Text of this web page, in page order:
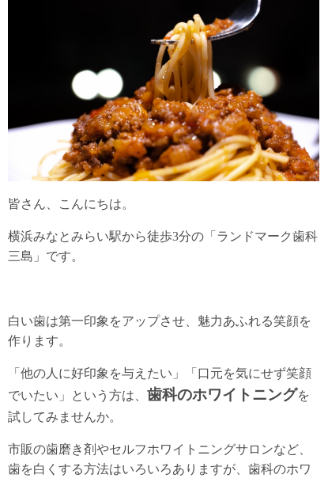
皆さん、こんにちは。
横浜みなとみらい駅から徒歩3分の「ランドマーク歯科
三島」です。
白い歯は第一印象をアップさせ、魅力あふれる笑顔を
作ります。
「他の人に好印象を与えたい」「口元を気にせず笑顔
でいたい」という方は、 歯科のホワイトニングを
試してみませんか。
市販の歯磨き剤やセルフホワイトニングサロンなど、
歯を白くする方法はいろいろありますが、歯科のホワ